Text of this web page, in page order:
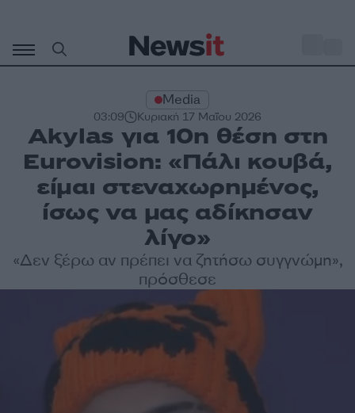
περιεχόμενο
Media
03:09 Κυριακή 17 Μαΐου 2026
Akylas για 10η θέση στη
Eurovision: «Πάλι κουβά,
είμαι στεναχωρημένος,
ίσως να μας αδίκησαν
λίγο»
«Δεν ξέρω αν πρέπει να ζητήσω συγγνώμη»,
πρόσθεσε